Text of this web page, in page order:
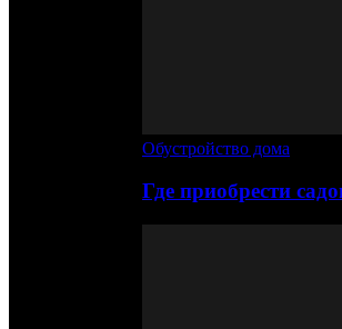
Обустройство дома
Где приобрести